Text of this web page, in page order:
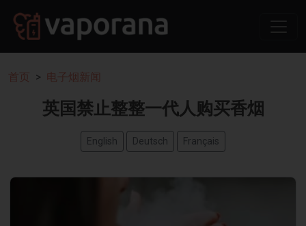
首页 电子烟新闻
英国禁止整整一代人购买香烟
English Deutsch Français